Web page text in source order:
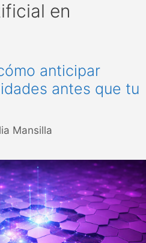
en
anticipar
antes que tu
Mansilla